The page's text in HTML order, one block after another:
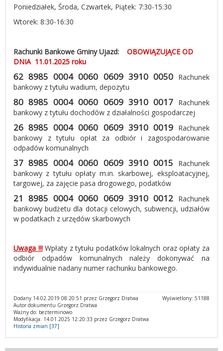
Poniedziałek, Środa, Czwartek, Piątek: 7:30-15:30
Wtorek: 8:30-16:30
Rachunki Bankowe Gminy Ujazd:
OBOWIĄZUJĄCE OD
DNIA 11.01.2025 roku
62 8985 0004 0060 0609 3910 0050 Rachunek
bankowy z tytułu wadium, depozytu
80 8985 0004 0060 0609 3910 0017 Rachunek
bankowy z tytułu dochodów z działalności gospodarczej
26 8985 0004 0060 0609 3910 0019Rachunek
bankowy z tytułu opłat za odbiór i zagospodarowanie
odpadów komunalnych
37 8985 0004 0060 0609 3910 0015
Rachunek
bankowy z tytułu opłaty m.in. skarbowej, eksploatacyjnej,
targowej, za zajęcie pasa drogowego, podatków
21 8985 0004 0060 0609 3910 0012 Rachunek
bankowy budżetu dla dotacji celowych, subwencji, udziałów
w podatkach z urzędów skarbowych
Uwaga !!!Wpłaty z tytułu podatków lokalnych oraz opłaty za
odbiór odpadów komunalnych należy dokonywać na
indywidualnie nadany numer rachunku bankowego.
Wyświetlony: 51188
Dodany 14.02.2019 08:20:51 przez Grzegorz Dratwa
Autor dokumentu Grzegorz Dratwa
Ważny do: bezterminowo
Modyfikacja: 14.01.2025 12:20:33 przez Grzegorz Dratwa
Historia zmian [37]